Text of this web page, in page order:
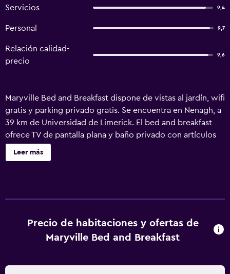
Servicios 9,4
Personal 9,7
Relación calidad-
precio
9,6
Maryville Bed and Breakfast dispone de vistas al jardín, wifi
gratis y parking privado gratis. Se encuentra en Nenagh, a
39 km de Universidad de Limerick. El bed and breakfast
ofrece TV de pantalla plana y baño privado con artículos
de aseo gratuitos, secador de pelo y ducha. En el
alojamiento se puede disfrutar de un desayuno buffet, a la
Limerick está a 42 km. El aeropuerto (Aeropuerto de
Shannon) está a 69 km.
Leer más
Precio de habitaciones y ofertas de
Maryville Bed and Breakfast